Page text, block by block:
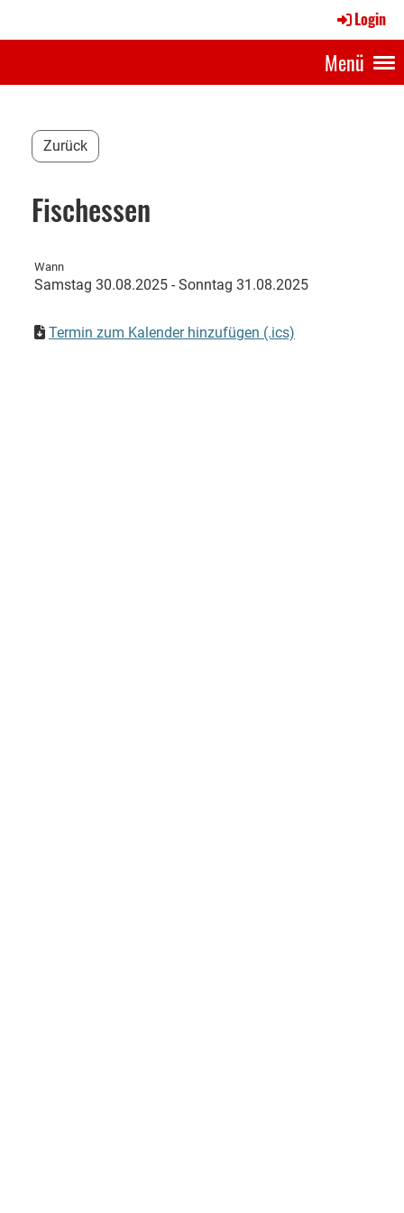
Login
Menü
Zurück
Fischessen
Wann
Samstag 30.08.2025 - Sonntag 31.08.2025
Termin zum Kalender hinzufügen (.ics)